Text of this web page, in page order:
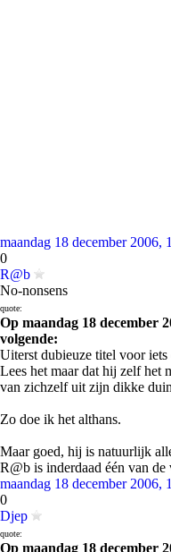
maandag 18 december 2006,
0
R@b
No-nonsens
quote:
Op maandag 18 december
volgende:
Uiterst dubieuze titel voor
Lees het maar dat hij zelf het
van zichzelf uit zijn dikke
Zo doe ik het althans.
Maar goed, hij is natuurlijk
R@b is inderdaad één van
maandag 18 december 2006,
0
Djep
quote:
Op maandag 18 december